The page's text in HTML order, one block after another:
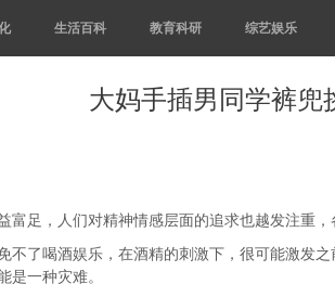
生活百科 教育科研 综艺娱乐
大妈手插男同学裤兜
富足，人们对精神情感层面的追求也越发注重
不了喝酒娱乐，在酒精的刺激下，很可能激发
是一种灾难。